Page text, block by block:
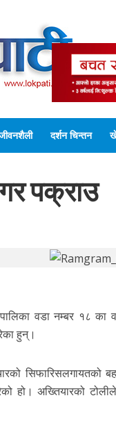
दर्शन चिन्तन
पक्राउ
वडा नम्बर १८
हुन्।
हो। अख्तियारको